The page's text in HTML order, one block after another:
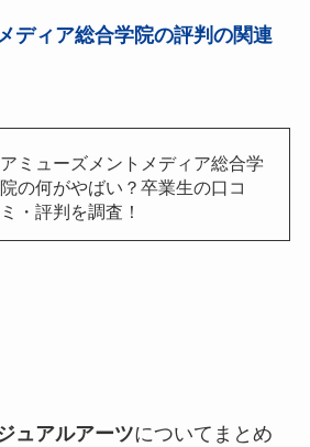
ディア総合学院の評判の関連
アミューズメントメディア総合学
院の何がやばい？卒業生の口コ
ミ・評判を調査！
ュアルアーツについてまとめ